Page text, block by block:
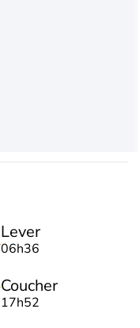
Lever
06h36
Coucher
17h52